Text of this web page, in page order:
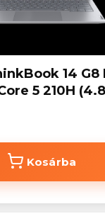
14 G8
5 210H
Kosárba